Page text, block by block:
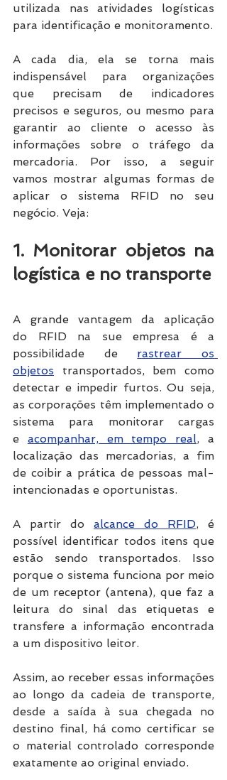
utilizada nas atividades logísticas
para identificação e monitoramento.
A cada dia, ela se torna mais
indispensável para organizações
que precisam de indicadores
precisos e seguros, ou mesmo para
garantir ao cliente o acesso às
informações sobre o tráfego da
mercadoria. Por isso, a seguir
vamos mostrar algumas formas de
aplicar o sistema RFID no seu
negócio. Veja:
1. Monitorar objetos na
logística e no transporte
A grande vantagem da aplicação
do RFID na sue empresa é a
possibilidade de rastrear os
objetos transportados, bem como
detectar e impedir furtos. Ou seja,
as corporações têm implementado o
sistema para monitorar cargas
e acompanhar, em tempo real, a
localização das mercadorias, a fim
de coibir a prática de pessoas mal-
intencionadas e oportunistas.
A partir do alcance do RFID, é
possível identificar todos itens que
estão sendo transportados. Isso
porque o sistema funciona por meio
de um receptor (antena), que faz a
leitura do sinal das etiquetas e
transfere a informação encontrada
a um dispositivo leitor.
Assim, ao receber essas informações
ao longo da cadeia de transporte,
desde a saída à sua chegada no
destino final, há como certificar se
o material controlado corresponde
exatamente ao original enviado.